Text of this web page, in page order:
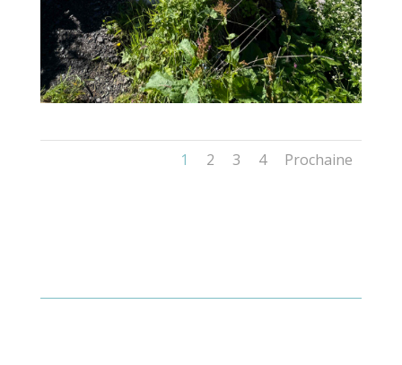
1 2 3 4 Prochaine